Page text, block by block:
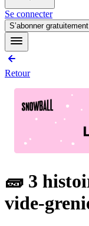
Se connecter
S’abonner gratuitement
Retour
🧱 3
vide-